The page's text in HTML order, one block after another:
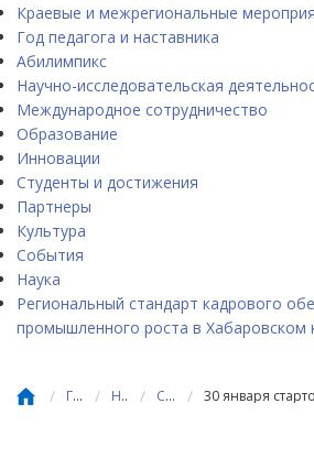
Краевые и межрегиональные
Год педагога и наставника
Абилимпикс
Научно-исследовательская
Международное сотрудничество
Образование
Инновации
Студенты и достижения
Партнеры
Культура
События
Наука
Региональный стандарт кадрового
промышленного роста в Хабаровском
/ Главная / Новости / События /